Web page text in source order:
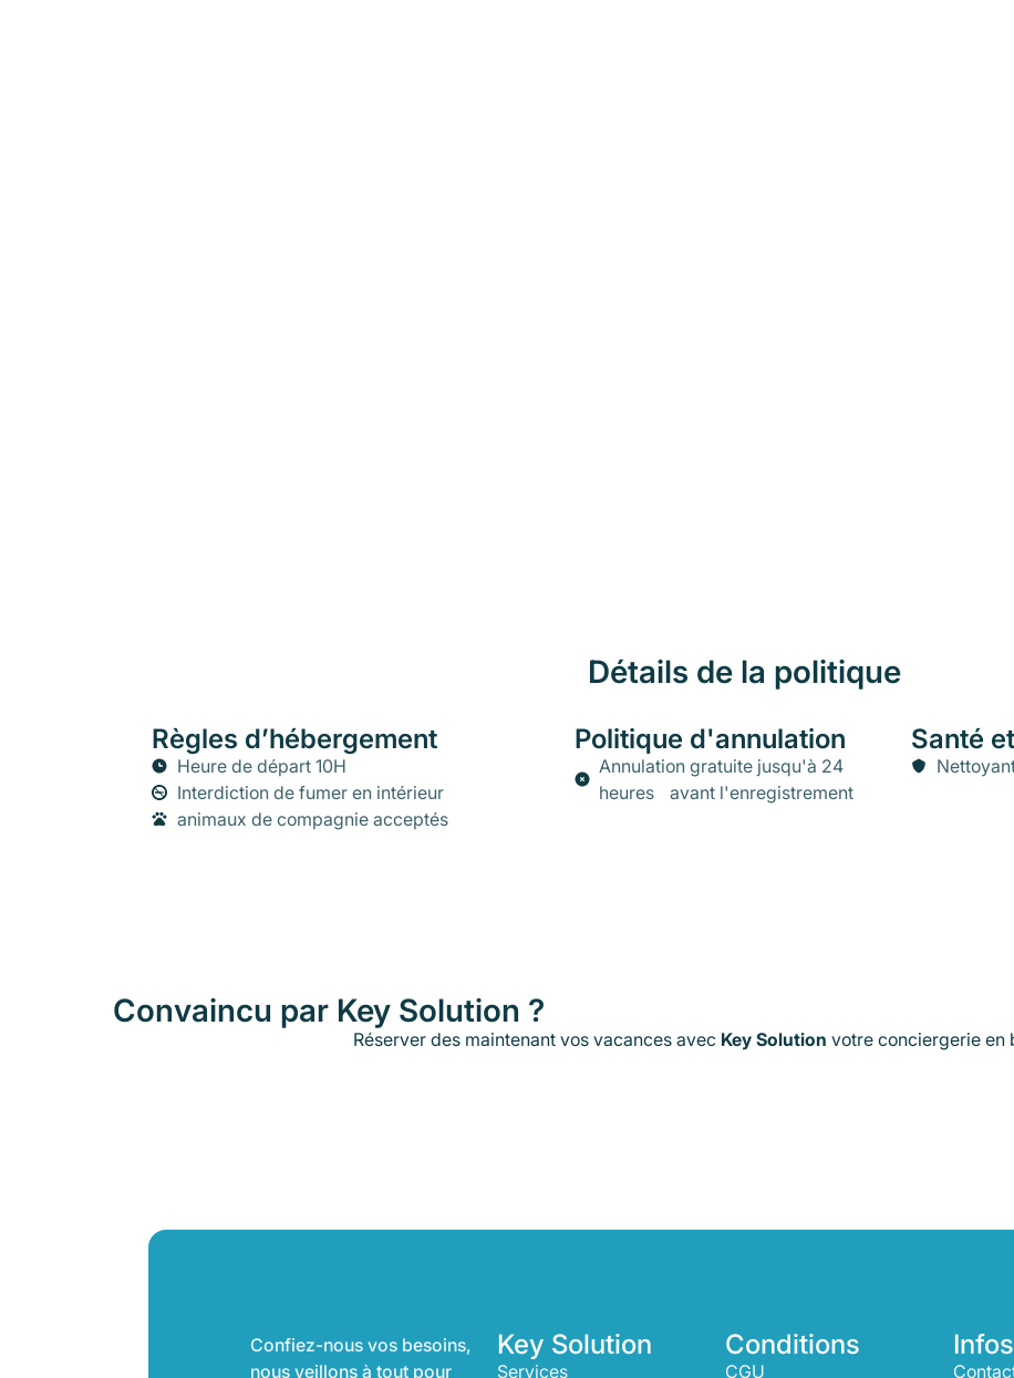
Détails de la politique
Règles d’hébergement
Heure de départ 10H
Interdiction de fumer en intérieur
animaux de compagnie acceptés
Politique d'annulation
Annulation gratuite jusqu'à 24
heures avant l'enregistrement
Santé
Convaincu par Key Solution ?
Réserver des maintenant vos vacances avec Key Solution votre conciergerie en
Confiez-nous vos besoins,
nous veillons à tout pour
Key Solution
Services
Conditions
CGU